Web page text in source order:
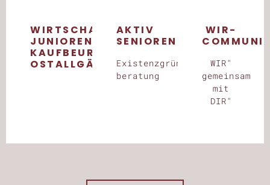
WIRTSCHAFTS­
JUNIOREN
KAUFBEUREN-
OSTALLGÄU
AKTIV
SENIOREN
Existenzgründungs­
beratung
WIR-
WIR"
gemeinsam
mit
DIR"